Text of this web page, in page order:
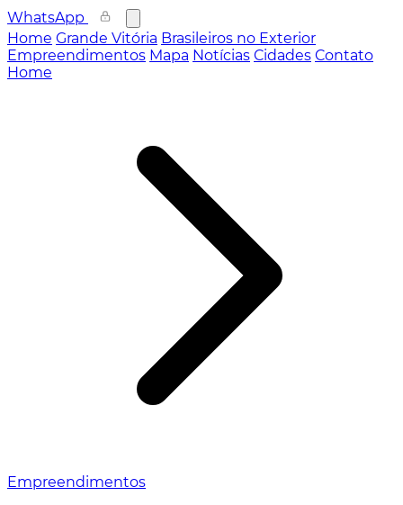
WhatsApp
Home Grande Vitória Brasileiros no Exterior
Empreendimentos Mapa Notícias Cidades Contato
Home
Empreendimentos